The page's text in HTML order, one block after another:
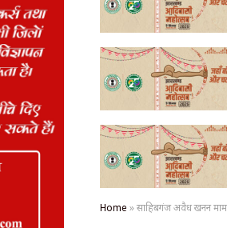
Home »साहिबगंज अवैध खनन